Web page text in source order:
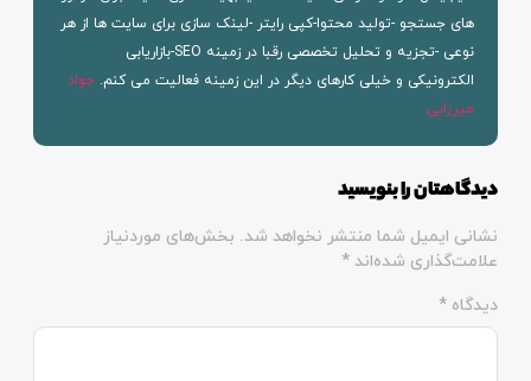
جستجو -تولید محتوا-کپی رایتر -لینک سازی برای سایت ها از هر
نوعی -تجزیه و تحلیل تخصصی رقبا در زمینه SEO-بازاریابی
و خیلی کارهای دیگر در این زمینه فعالیت می کنم.جواد
را بنویسید
شما منتشر نخواهد شد.بخش‌های موردنیاز
شده‌اند*